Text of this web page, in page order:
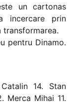
un cartonas
incercare prin
transformarea.
pentru Dinamo.
14. Stan
Merca Mihai 11.